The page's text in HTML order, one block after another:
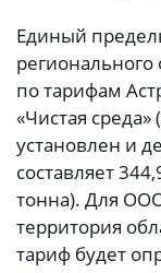
Единый
регионального
по тарифам
«Чистая
установлен и
составляет
тонна). Для
территория
тариф будет